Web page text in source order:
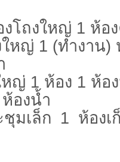
โถงใหญ่ 1 ห้อ
หญ่ 1 (ทำงาน)
ญ่ 1 ห้อง 1 ห้อ
องน้ำ
มเล็ก 1 ห้อง